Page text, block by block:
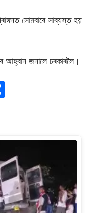
সোমবাৰে সাব্যস্ত হয়
আহ্বান জনালে চৰকাৰলৈ।
e